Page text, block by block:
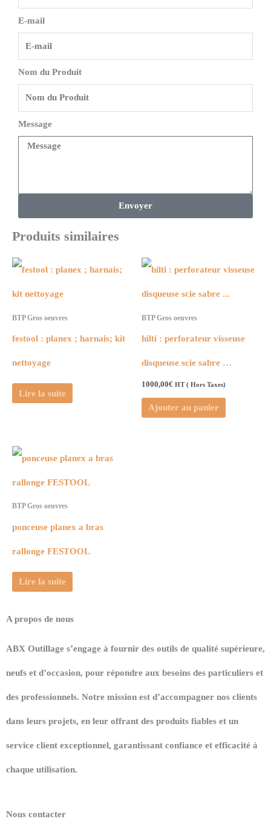
E-mail
Nom du Produit
Message
Envoyer
Produits similaires
BTP Gros oeuvres
festool : planex ; harnais; kit
nettoyage
Lire la suite
BTP Gros oeuvres
hilti : perforateur visseuse
disqueuse scie sabre …
1000,00€ HT ( Hors Taxes)
Ajouter au panier
BTP Gros oeuvres
ponceuse planex a bras
rallonge FESTOOL
Lire la suite
A propos de nous
ABX Outillage s’engage à fournir des outils de qualité supérieure,
neufs et d’occasion, pour répondre aux besoins des particuliers et
des professionnels. Notre mission est d’accompagner nos clients
dans leurs projets, en leur offrant des produits fiables et un
service client exceptionnel, garantissant confiance et efficacité à
chaque utilisation.
Nous contacter